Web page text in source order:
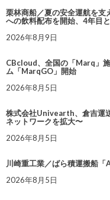
栗林商船／夏の安全運航を支
への飲料配布を開始、4年目
2026年8月9日
CBcloud、全国の「Marq」
ム「MarqGO」開始
2026年8月5日
株式会社Univearth、倉吉運
ネットワークを拡大〜
2026年8月5日
川崎重工業／ばら積運搬船「
2026年8月5日